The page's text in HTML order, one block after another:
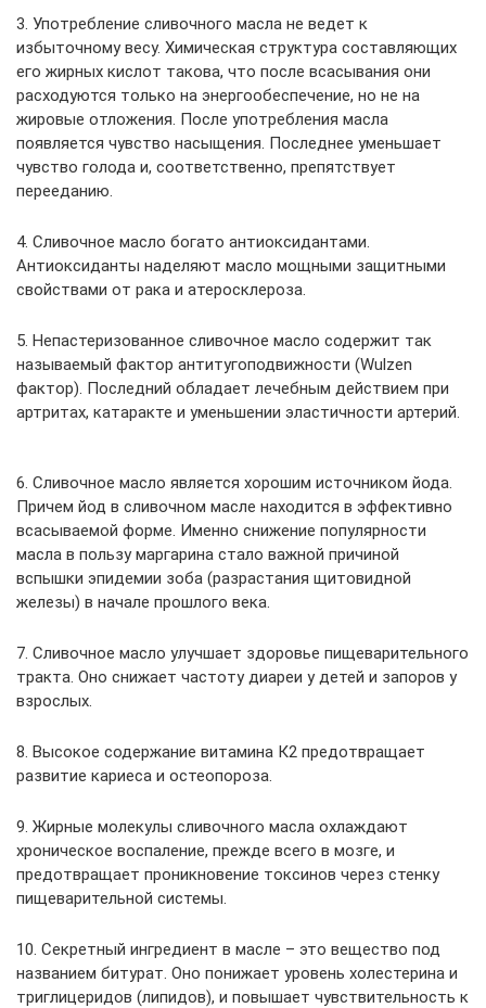
3. Употребление сливочного масла не ведет к
избыточному весу. Химическая структура составляющих
его жирных кислот такова, что после всасывания они
расходуются только на энергообеспечение, но не на
жировые отложения. После употребления масла
появляется чувство насыщения. Последнее уменьшает
чувство голода и, соответственно, препятствует
перееданию.
4. Сливочное масло богато антиоксидантами.
Антиоксиданты наделяют масло мощными защитными
свойствами от рака и атеросклероза.
5. Непастеризованное сливочное масло содержит так
называемый фактор антитугоподвижности (Wulzen
фактор). Последний обладает лечебным действием при
артритах, катаракте и уменьшении эластичности артерий.
6. Сливочное масло является хорошим источником йода.
Причем йод в сливочном масле находится в эффективно
всасываемой форме. Именно снижение популярности
масла в пользу маргарина стало важной причиной
вспышки эпидемии зоба (разрастания щитовидной
железы) в начале прошлого века.
7. Сливочное масло улучшает здоровье пищеварительного
тракта. Оно снижает частоту диареи у детей и запоров у
взрослых.
8. Высокое содержание витамина К2 предотвращает
развитие кариеса и остеопороза.
9. Жирные молекулы сливочного масла охлаждают
хроническое воспаление, прежде всего в мозге, и
предотвращает проникновение токсинов через стенку
пищеварительной системы.
10. Секретный ингредиент в масле – это вещество под
названием битурат. Оно понижает уровень холестерина и
триглицеридов (липидов), и повышает чувствительность к